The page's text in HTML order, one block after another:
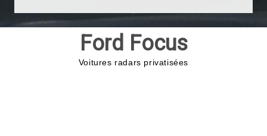
Ford Focus
Voitures radars privatisées